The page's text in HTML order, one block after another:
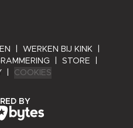
WERKEN BIJ KINK
STORE
COOKIES
BYANGRY BYTES